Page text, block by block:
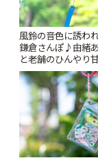
風鈴の音色に誘わ
鎌倉さんぽ♪由緒
と老舗のひんやり
りっぷ